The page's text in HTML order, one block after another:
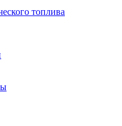
топлива